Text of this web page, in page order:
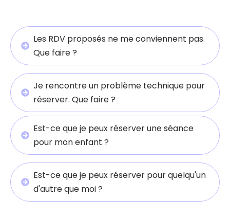
Les RDV proposés ne me conviennent pas.
Que faire ?
Je rencontre un problème technique pour
réserver. Que faire ?
Est-ce que je peux réserver une séance
pour mon enfant ?
Est-ce que je peux réserver pour quelqu'un
d'autre que moi ?